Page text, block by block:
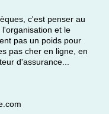
c'est penser au
et le
pas un poids pour
pas cher en ligne, en
d'assurance...